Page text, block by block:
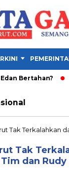
Bertahan?
Tak
dan Rudy